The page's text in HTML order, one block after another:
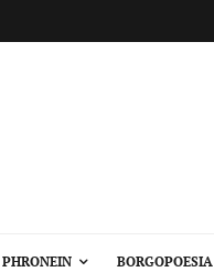
PHRONEIN BORGOPOESIA